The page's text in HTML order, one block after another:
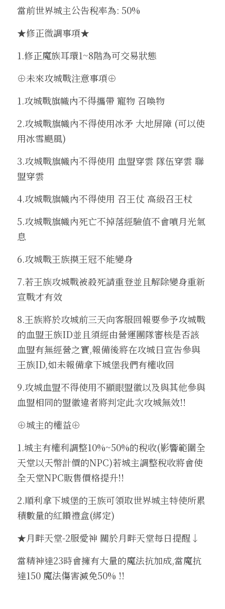
當前世界城主公告稅率為: 50%
★修正微調事項★
1.修正魔族耳環1~8階為可交易狀態
⊕未來攻城戰注意事項⊕
1.攻城戰旗幟內不得攜帶 寵物 召喚物
2.攻城戰旗幟內不得使用冰矛 大地屏障 (可以使
用冰雪颶風)
3.攻城戰旗幟內不得使用 血盟穿雲 隊伍穿雲 聯
盟穿雲
4.攻城戰旗幟內不得使用 召王仗 高級召王杖
5.攻城戰旗幟內死亡不掉落經驗值不會噴月光氣
息
6.攻城戰王族摸王冠不能變身
7.若王族攻城戰被殺死請重登並且解除變身重新
宣戰才有效
8.王族將於攻城前三天向客服回報要參予攻城戰
的血盟王族ID並且須經由營運團隊審核是否該
血盟有無經營之實,報備後將在攻城日宣告參與
王族ID,如未報備拿下城堡我們有權收回
9.攻城血盟不得使用不顯眼盟徽以及與其他參與
血盟相同的盟徽違者將判定此次攻城無效!!
⊕城主的權益⊕
1.城主有權利調整10%~50%的稅收(影響範圍全
天堂以天幣計價的NPC)若城主調整稅收將會使
全天堂NPC販售價格提升!!
2.順利拿下城堡的王族可領取世界城主特使所累
積數量的紅鑽禮盒(綁定)
★月畔天堂-2服愛神 關於月畔天堂每日提醒↓
當精神達23時會擁有大量的魔法抗加成,當魔抗
達150 魔法傷害減免50% !!